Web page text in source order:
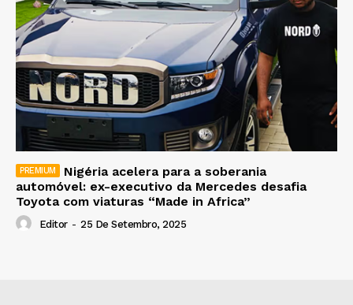
Nigéria acelera para a soberania
automóvel: ex-executivo da Mercedes desafia
Toyota com viaturas “Made in Africa”
Editor - 25 De Setembro, 2025